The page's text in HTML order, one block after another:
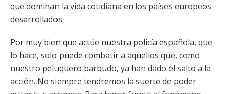
que dominan la vida cotidiana en los países europeos
desarrollados.
Por muy bien que actúe nuestra policía española, que
lo hace, solo puede combatir a aquellos que, como
nuestro peluquero barbudo, ya han dado el salto a la
acción. No siempre tendremos la suerte de poder